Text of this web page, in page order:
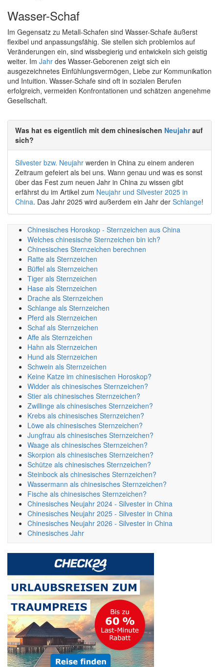
Wasser-Schaf
Im Gegensatz zu Metall-Schafen sind Wasser-Schafe äußerst
flexibel und anpassungsfähig. Sie stellen sich problemlos auf
Veränderungen ein, sind wissbegierig und entwickeln sich geistig
weiter. Im Jahr des Wasser-Geborenen zeigt sich ein
ausgezeichnetes Einfühlungsvermögen, Liebe zur Kommunikation
und Intuition. Wasser-Schafe sind oft in sozialen Berufen
erfolgreich, vermeiden Konfrontationen und schätzen angenehme
Gesellschaft.
Was hat es eigentlich mit dem chinesischen Neujahrauf
sich?
Silvester bzw. Neujahr werden in China zu einem anderen
Zeitraum gefeiert als bei uns. Wann genau und was es sonst
über das Fest zum neuen Jahr in China zu wissen gibt
erfährst du im Artikel zum Neujahr und Silvester 2025 in
China. Das Jahr 2025 wird außerdem ein Jahr der Schlange!
Chinesisches Horoskop - Sternzeichen aus China
Welches chinesische Sternzeichen bin ich?
Chinesisches Sternzeichen berechnen
Ratte als Sternzeichen
Büffel als Sternzeichen
Tiger als Sternzeichen
Hase als Sternzeichen
Drache als Sternzeichen
Schlange als Sternzeichen
Pferd als Sternzeichen
Schaf als Sternzeichen
Affe als Sternzeichen
Hahn als Sternzeichen
Hund als Sternzeichen
Schwein als Sternzeichen
Keine Katze im chinesischen Horoskop?
Widder als chinesisches Sternzeichen?
Stier als chinesisches Sternzeichen?
Zwillinge als chinesisches Sternzeichen?
Krebs als chinesisches Sternzeichen?
Löwe als chinesisches Sternzeichen?
Jungfrau als chinesisches Sternzeichen?
Waage als chinesisches Sternzeichen?
Skorpion als chinesisches Sternzeichen?
Schütze als chinesisches Sternzeichen?
Steinbock als chinesisches Sternzeichen?
Wassermann als chinesisches Sternzeichen?
Fische als chinesisches Sternzeichen?
Chinesisches Neujahr 2024 - Silvester in China
Chinesisches Neujahr 2025 - Silvester in China
Chinesisches Neujahr 2026 - Silvester in China
Chinesisches Jahr